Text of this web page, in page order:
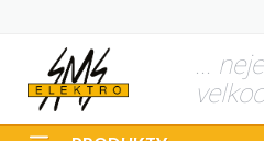
...